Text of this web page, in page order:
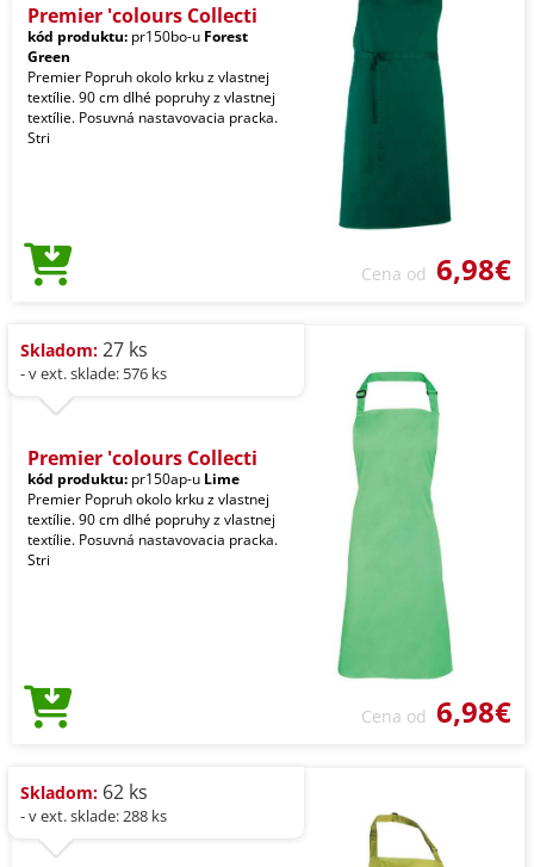
Premier 'colours Collecti
kód produktu: pr150bo-u Forest
Green
Premier Popruh okolo krku z vlastnej
textílie. 90 cm dlhé popruhy z vlastnej
textílie. Posuvná nastavovacia pracka.
Stri
Cena od 6,98€
Skladom: 27 ks
- v ext. sklade: 576 ks
Premier 'colours Collecti
kód produktu: pr150ap-u Lime
Premier Popruh okolo krku z vlastnej
textílie. 90 cm dlhé popruhy z vlastnej
textílie. Posuvná nastavovacia pracka.
Stri
Cena od 6,98€
Skladom: 62 ks
- v ext. sklade: 288 ks